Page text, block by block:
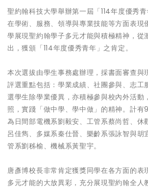
聖約翰科技大學舉辦第一屆「114年度優秀
在學術、服務、領導與專業技能等方面表現
學展現聖約翰學子多元才能與積極精神，從
出，獲頒「114年度優秀青年」之肯定。
本次選拔由學生事務處辦理，採書面審查與
評選重點包括：學業成績、社團參與、志工
選學生除學業優異，亦積極參與校內外活動
照，實踐「做中學、學中做」的精神。計有
為日間部電機系劉毅安、工管系蔡尚哲、休
呂佳雋、多媒系秦仕晉、樂齡系張詠智與胡
管系劉秭榆、機械系黃聖宇。
唐彥博校長非常肯定獲獎同學在各方面的表
多元才能的大放異彩，充分展現聖約翰全人